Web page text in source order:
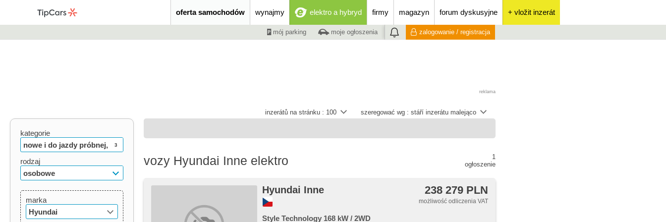
oferta samochodów wynajmy elektro a hybryd firmy magazyn forum dyskusyjne + vložit inzerát
mój parking moje ogłoszenia zalogowanie / registracja
reklama
szeregować wg : stáří inzerátu malejąco
inzerátů na stránku : 100
kategorie
nowe i do jazdy próbnej,
używane, oldtimery
3
rodzaj
osobowe
marka
Hyundai
vozy Hyundai Inne elektro
1
ogłoszenie
Hyundai Inne 238 279 PLN
możliwość odliczenia VAT
Style Technology 168 kW / 2WD